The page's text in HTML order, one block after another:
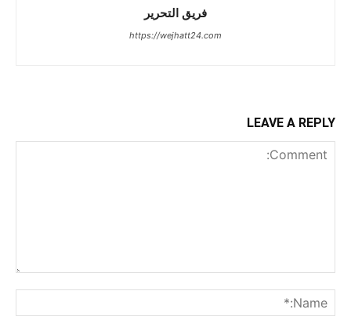
فريق التحرير
https://wejhatt24.com
LEAVE A REPLY